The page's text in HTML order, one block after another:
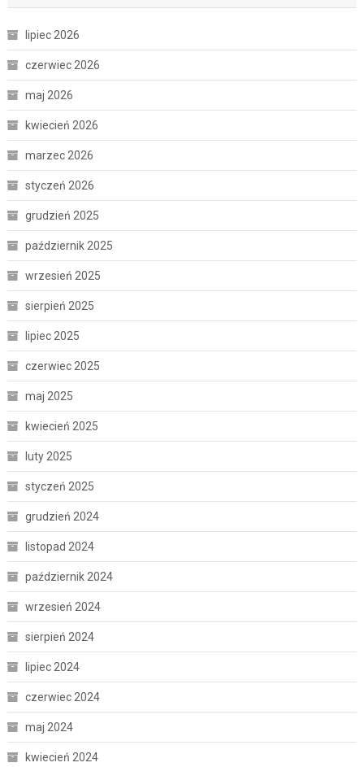
lipiec 2026
czerwiec 2026
maj 2026
kwiecień 2026
marzec 2026
styczeń 2026
grudzień 2025
październik 2025
wrzesień 2025
sierpień 2025
lipiec 2025
czerwiec 2025
maj 2025
kwiecień 2025
luty 2025
styczeń 2025
grudzień 2024
listopad 2024
październik 2024
wrzesień 2024
sierpień 2024
lipiec 2024
czerwiec 2024
maj 2024
kwiecień 2024